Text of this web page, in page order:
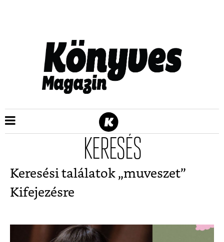
KERESÉS
Keresési találatok „muveszet”
Kifejezésre